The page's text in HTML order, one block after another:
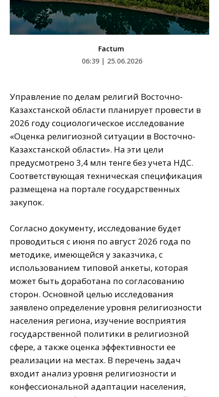
Factum
06:39 | 25.06.2026
Управление по делам религий Восточно-
Казахстанской области планирует провести в
2026 году социологическое исследование
«Оценка религиозной ситуации в Восточно-
Казахстанской области». На эти цели
предусмотрено 3,4 млн тенге без учета НДС.
Соответствующая техническая спецификация
размещена на портале государственных
закупок.
Согласно документу, исследование будет
проводиться с июня по август 2026 года по
методике, имеющейся у заказчика, с
использованием типовой анкеты, которая
может быть доработана по согласованию
сторон. Основной целью исследования
заявлено определение уровня религиозности
населения региона, изучение восприятия
государственной политики в религиозной
сфере, а также оценка эффективности ее
реализации на местах. В перечень задач
входит анализ уровня религиозности и
конфессиональной адаптации населения,